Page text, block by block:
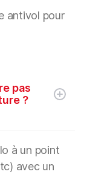
antivol pour
pas
?
à un point
avec un